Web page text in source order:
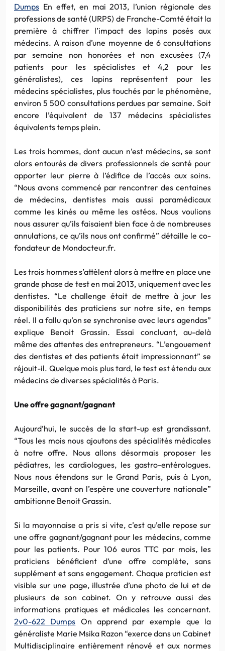
Dumps En effet, en mai 2013, l’union régionale des
professions de santé (URPS) de Franche-Comté était la
première à chiffrer l’impact des lapins posés aux
médecins. A raison d’une moyenne de 6 consultations
par semaine non honorées et non excusées (7,4
patients pour les spécialistes et 4,2 pour les
généralistes), ces lapins représentent pour les
médecins spécialistes, plus touchés par le phénomène,
environ 5 500 consultations perdues par semaine. Soit
encore l’équivalent de 137 médecins spécialistes
équivalents temps plein.
Les trois hommes, dont aucun n’est médecins, se sont
alors entourés de divers professionnels de santé pour
apporter leur pierre à l’édifice de l’accès aux soins.
“Nous avons commencé par rencontrer des centaines
de médecins, dentistes mais aussi paramédicaux
comme les kinés ou même les ostéos. Nous voulions
nous assurer qu’ils faisaient bien face à de nombreuses
annulations, ce qu’ils nous ont confirmé” détaille le co-
fondateur de Mondocteur.fr.
Les trois hommes s’attèlent alors à mettre en place une
grande phase de test en mai 2013, uniquement avec les
dentistes. “Le challenge était de mettre à jour les
disponibilités des praticiens sur notre site, en temps
réel. Il a fallu qu’on se synchronise avec leurs agendas”
explique Benoit Grassin. Essai concluant, au-delà
même des attentes des entrepreneurs. “L’engouement
des dentistes et des patients était impressionnant” se
réjouit-il. Quelque mois plus tard, le test est étendu aux
médecins de diverses spécialités à Paris.
Une offre gagnant/gagnant
Aujourd’hui, le succès de la start-up est grandissant.
“Tous les mois nous ajoutons des spécialités médicales
à notre offre. Nous allons désormais proposer les
pédiatres, les cardiologues, les gastro-entérologues.
Nous nous étendons sur le Grand Paris, puis à Lyon,
Marseille, avant on l’espère une couverture nationale”
ambitionne Benoit Grassin.
Si la mayonnaise a pris si vite, c’est qu’elle repose sur
une offre gagnant/gagnant pour les médecins, comme
pour les patients. Pour 106 euros TTC par mois, les
praticiens bénéficient d’une offre complète, sans
supplément et sans engagement. Chaque praticien est
visible sur une page, illustrée d’une photo de lui et de
plusieurs de son cabinet. On y retrouve aussi des
informations pratiques et médicales les concernant.
2v0-622 Dumps On apprend par exemple que la
généraliste Marie Msika Razon “exerce dans un Cabinet
Multidisciplinaire entièrement rénové et aux normes